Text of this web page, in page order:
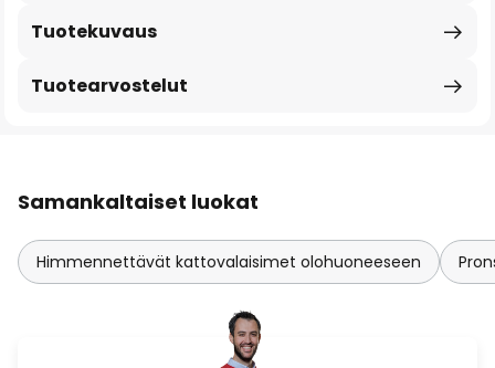
Tuotekuvaus
Tuotearvostelut
Samankaltaiset luokat
Himmennettävät kattovalaisimet olohuoneeseen